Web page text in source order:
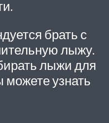
брать с
лыжу.
лыжи для
можете узнать